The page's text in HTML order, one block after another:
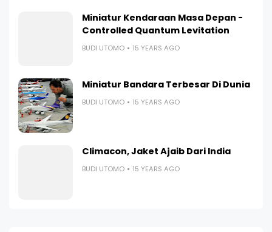
Miniatur Kendaraan Masa Depan -
Controlled Quantum Levitation
BUDI UTOMO 15 YEARS AGO
Miniatur Bandara Terbesar Di Dunia
BUDI UTOMO 15 YEARS AGO
Climacon, Jaket Ajaib Dari India
BUDI UTOMO 15 YEARS AGO